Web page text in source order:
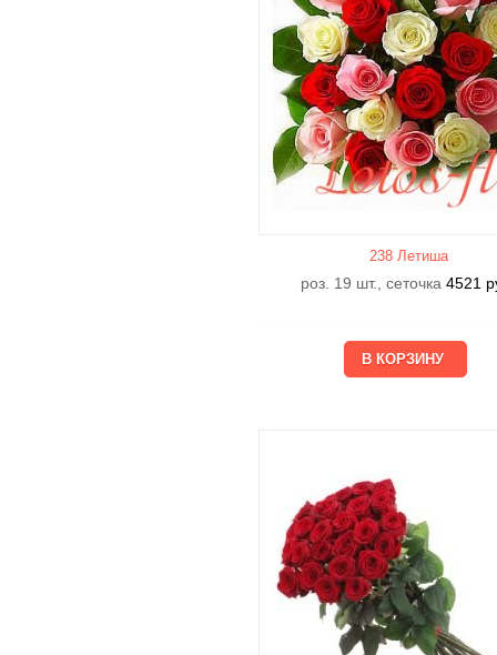
238 Летишa
роз. 19 шт., сеточка4521